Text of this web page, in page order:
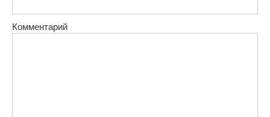
Комментарий